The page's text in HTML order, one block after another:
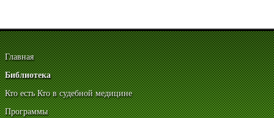
Главная
Библиотека
Кто есть Кто в судебной медицине
Программы